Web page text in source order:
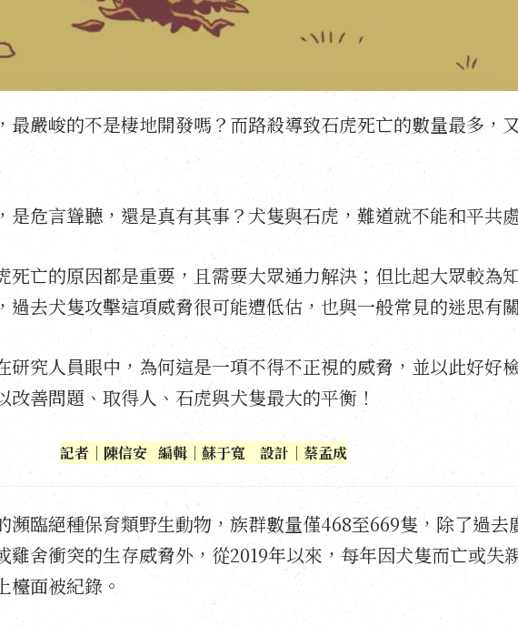
最嚴峻的不是棲地開發嗎？而路殺導致石虎死亡的數量最多，
是危言聳聽，還是真有其事？犬隻與石虎，難道就不能和平共
死亡的原因都是重要，且需要大眾通力解決；但比起大眾較為
過去犬隻攻擊這項威脅很可能遭低估，也與一般常見的迷思有
研究人員眼中，為何這是一項不得不正視的威脅，並以此好好
改善問題、取得人、石虎與犬隻最大的平衡！
記者｜陳信安 編輯｜蘇于寬 設計｜蔡孟成
瀕臨絕種保育類野生動物，族群數量僅468至669隻，除了過去
雞舍衝突的生存威脅外，從2019年以來，每年因犬隻而亡或失
檯面被紀錄。